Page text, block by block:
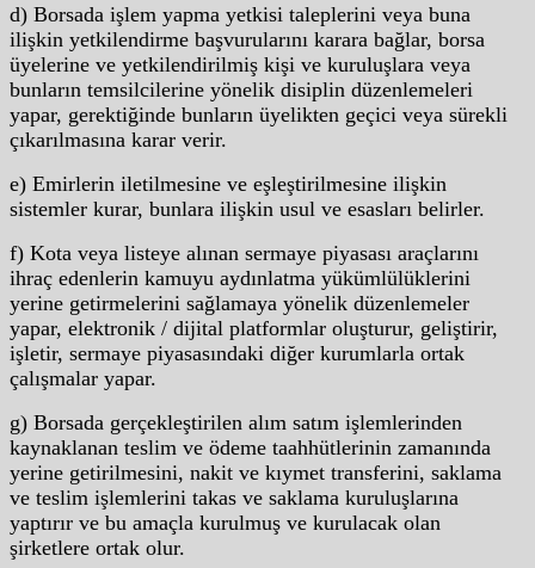
d) Borsada işlem yapma yetkisi taleplerini veya buna
ilişkin yetkilendirme başvurularını karara bağlar, borsa
üyelerine ve yetkilendirilmiş kişi ve kuruluşlara veya
bunların temsilcilerine yönelik disiplin düzenlemeleri
yapar, gerektiğinde bunların üyelikten geçici veya sürekli
çıkarılmasına karar verir.
e) Emirlerin iletilmesine ve eşleştirilmesine ilişkin
sistemler kurar, bunlara ilişkin usul ve esasları belirler.
f) Kota veya listeye alınan sermaye piyasası araçlarını
ihraç edenlerin kamuyu aydınlatma yükümlülüklerini
yerine getirmelerini sağlamaya yönelik düzenlemeler
yapar, elektronik / dijital platformlar oluşturur, geliştirir,
işletir, sermaye piyasasındaki diğer kurumlarla ortak
çalışmalar yapar.
g) Borsada gerçekleştirilen alım satım işlemlerinden
kaynaklanan teslim ve ödeme taahhütlerinin zamanında
yerine getirilmesini, nakit ve kıymet transferini, saklama
ve teslim işlemlerini takas ve saklama kuruluşlarına
yaptırır ve bu amaçla kurulmuş ve kurulacak olan
şirketlere ortak olur.